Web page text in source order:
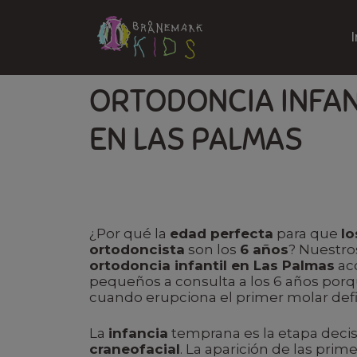
ORTODONCIA
EN LAS PALMAS
¿Por qué la edad perfecta para que
ortodoncista son los 6 años?
ortodoncia infantil en Las Palmas
pequeños a consulta a los 6 años
cuando erupciona el primer molar
La infancia temprana es la etapa
craneofacial. La aparición de las